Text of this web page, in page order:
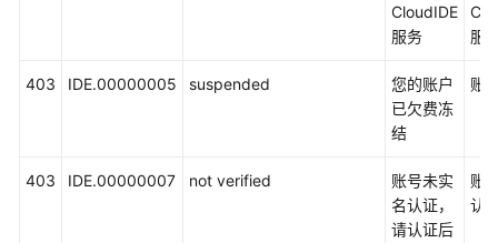
例
CloudIDE
服务
服
403 IDE.00000005 suspended
您的账户
已欠费冻
结
账
403 IDE.00000007 not verified
账号未实
名认证，
请认证后
账
认